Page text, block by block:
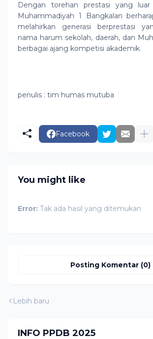
Dengan torehan prestasi yang
Muhammadiyah 1 Bangkalan
melahirkan generasi berprestasi
nama harum sekolah, daerah, dan
berbagai ajang kompetisi akademik.
penulis : tim humas mutuba
Facebook
You might like
Error: Tak ada hasil yang ditemukan
Posting Komentar (0)
Lebih baru
INFO PPDB 2025